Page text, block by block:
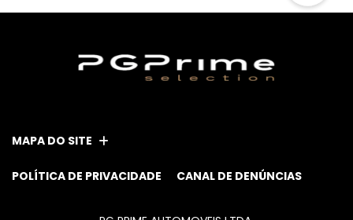
MAPA DO SITE
POLÍTICA DE PRIVACIDADE CANAL DE DENÚNCIAS